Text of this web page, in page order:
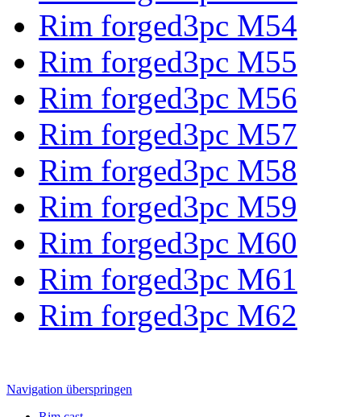
Rim forged3pc M54
Rim forged3pc M55
Rim forged3pc M56
Rim forged3pc M57
Rim forged3pc M58
Rim forged3pc M59
Rim forged3pc M60
Rim forged3pc M61
Rim forged3pc M62
Navigation überspringen